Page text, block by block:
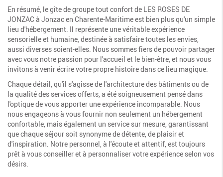
En résumé, le gîte de groupe tout confort de LES ROSES DE
JONZAC à Jonzac en Charente-Maritime est bien plus qu'un simple
lieu d'hébergement. Il représente une véritable expérience
sensorielle et humaine, destinée à satisfaire toutes les envies,
aussi diverses soient-elles. Nous sommes fiers de pouvoir partager
avec vous notre passion pour l'accueil et le bien-être, et nous vous
invitons à venir écrire votre propre histoire dans ce lieu magique.
Chaque détail, qu'il s'agisse de l'architecture des bâtiments ou de
la qualité des services offerts, a été soigneusement pensé dans
l'optique de vous apporter une expérience incomparable. Nous
nous engageons à vous fournir non seulement un hébergement
confortable, mais également un service sur mesure, garantissant
que chaque séjour soit synonyme de détente, de plaisir et
d'inspiration. Notre personnel, à l'écoute et attentif, est toujours
prêt à vous conseiller et à personnaliser votre expérience selon vos
désirs.